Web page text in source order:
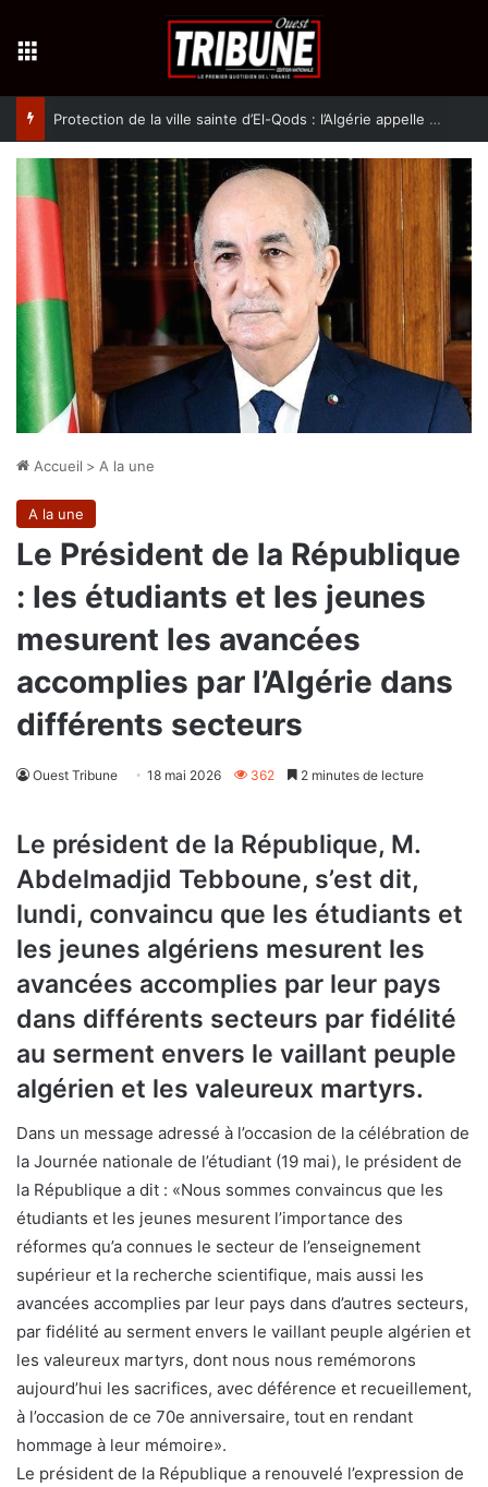
Protection de la ville sainte d’El-Qods : l’Algérie appelle à une action collective
Accueil > A la une
A la une
Le Président de la République
: les étudiants et les jeunes
mesurent les avancées
accomplies par l’Algérie dans
différents secteurs
Ouest Tribune 18 mai 2026 362 2 minutes de lecture
Le président de la République, M.
Abdelmadjid Tebboune, s’est dit,
lundi, convaincu que les étudiants et
les jeunes algériens mesurent les
avancées accomplies par leur pays
dans différents secteurs par fidélité
au serment envers le vaillant peuple
algérien et les valeureux martyrs.
Dans un message adressé à l’occasion de la célébration de
la Journée nationale de l’étudiant (19 mai), le président de
la République a dit : «Nous sommes convaincus que les
étudiants et les jeunes mesurent l’importance des
réformes qu’a connues le secteur de l’enseignement
supérieur et la recherche scientifique, mais aussi les
avancées accomplies par leur pays dans d’autres secteurs,
par fidélité au serment envers le vaillant peuple algérien et
les valeureux martyrs, dont nous nous remémorons
aujourd’hui les sacrifices, avec déférence et recueillement,
à l’occasion de ce 70e anniversaire, tout en rendant
hommage à leur mémoire».
Le président de la République a renouvelé l’expression de